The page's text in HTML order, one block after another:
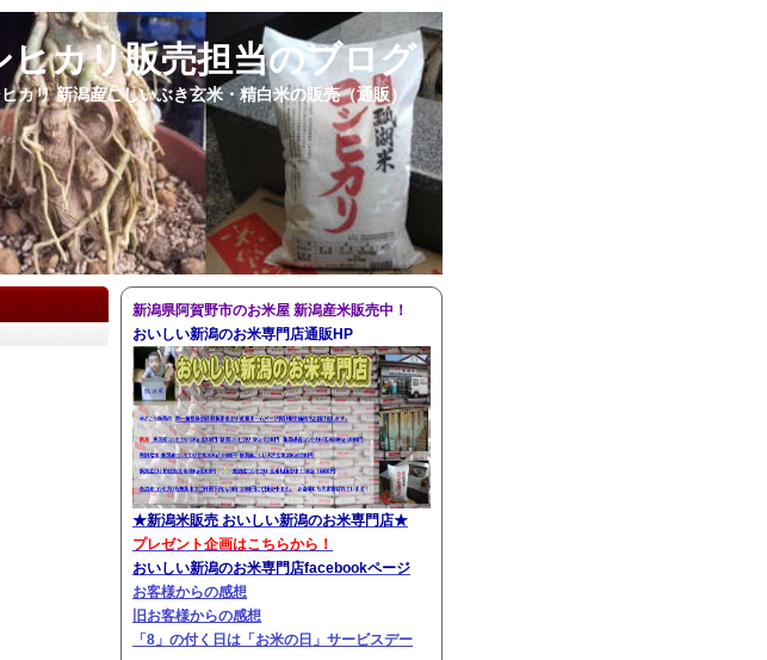
カリ販売担当のブログ
カリ 新潟産こしいぶき玄米・精白米の販売（通販）
新潟県阿賀野市のお米屋 新潟産米販売中！
おいしい新潟のお米専門店通販HP
★新潟米販売 おいしい新潟のお米専門店★
プレゼント企画はこちらから！
おいしい新潟のお米専門店facebookページ
お客様からの感想
旧お客様からの感想
「8」の付く日は「お米の日」サービスデー